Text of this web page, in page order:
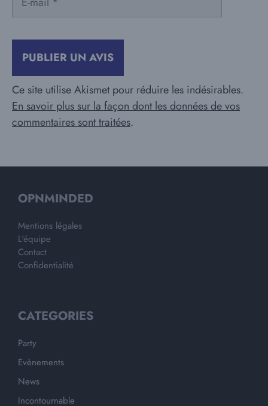
Ce site utilise Akismet pour réduire les indésirables.
En savoir plus sur la façon dont les données de vos
commentaires sont traitées.
OPNMINDED
Mentions légales
L'équipe
Contact
Confidentialité
CATEGORIES
Party
Evènements
News
Incontournable